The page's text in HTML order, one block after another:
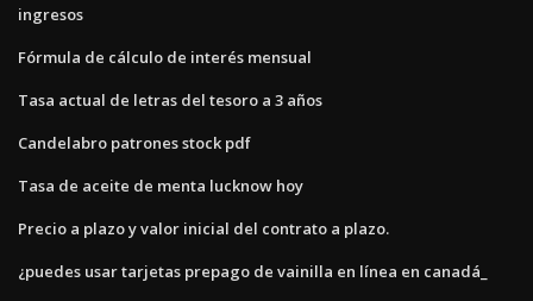
ingresos
Fórmula de cálculo de interés mensual
Tasa actual de letras del tesoro a 3 años
Candelabro patrones stock pdf
Tasa de aceite de menta lucknow hoy
Precio a plazo y valor inicial del contrato a plazo.
¿puedes usar tarjetas prepago de vainilla en línea en canadá_